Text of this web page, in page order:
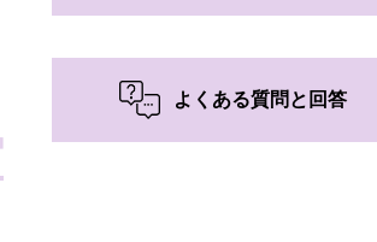
よくある質問と回答